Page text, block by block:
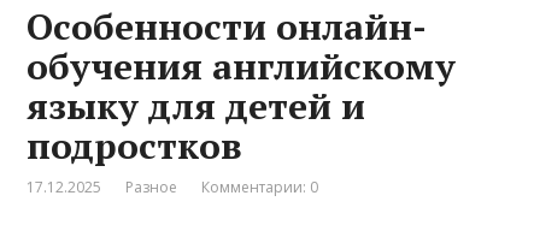
Особенности онлайн-
обучения английскому
языку для детей и
подростков
17.12.2025 Разное Комментарии: 0